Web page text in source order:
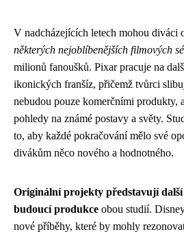
V nadcházejících letech mohou diváci
některých nejoblíbenějších filmových
milionů fanoušků. Pixar pracuje na
ikonických franšíz, přičemž tvůrci
nebudou pouze komerčními produkty,
pohledy na známé postavy a světy.
to, aby každé pokračování mělo své
divákům něco nového a hodnotného.
Originální projekty představují další
budoucí produkce obou studií.
nové příběhy, které by mohly